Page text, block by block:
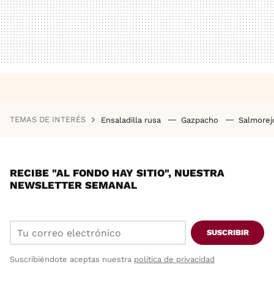
TEMAS DE INTERÉS Ensaladilla rusa Gazpacho
RECIBE "AL FONDO HAY SITIO", NUESTRA
NEWSLETTER SEMANAL
SUSCRIBIR
Suscribiéndote aceptas nuestra política de privacidad